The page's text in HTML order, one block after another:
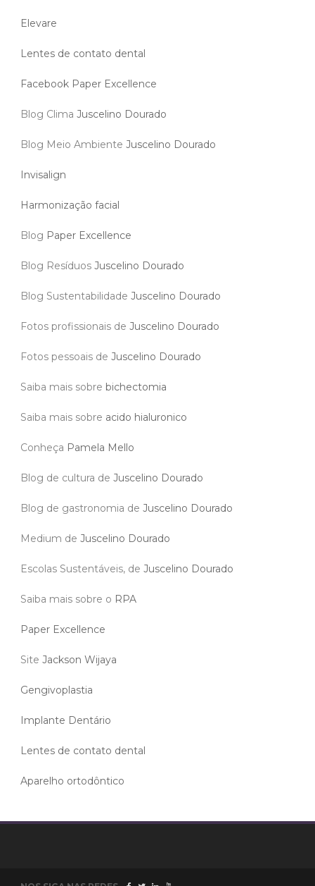
Elevare
Lentes de contato dental
Facebook Paper Excellence
Blog Clima Juscelino Dourado
Blog Meio Ambiente Juscelino Dourado
Invisalign
Harmonização facial
Blog Paper Excellence
Blog Resíduos Juscelino Dourado
Blog Sustentabilidade Juscelino Dourado
Fotos profissionais de Juscelino Dourado
Fotos pessoais de Juscelino Dourado
Saiba mais sobre bichectomia
Saiba mais sobre acido hialuronico
Conheça Pamela Mello
Blog de cultura de Juscelino Dourado
Blog de gastronomia de Juscelino Dourado
Medium de Juscelino Dourado
Escolas Sustentáveis, de Juscelino Dourado
Saiba mais sobre o RPA
Paper Excellence
Site Jackson Wijaya
Gengivoplastia
Implante Dentário
Lentes de contato dental
Aparelho ortodôntico